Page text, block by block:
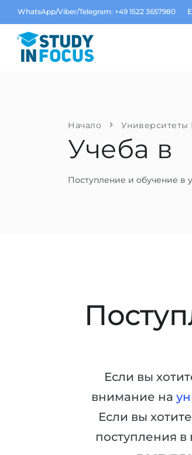
WhatsApp/Viber/Telegram: +49 1522 3657980
Начало Университеты
Учеба в
Поступление и обучение в
Если вы
внимание на
Если вы
поступления в